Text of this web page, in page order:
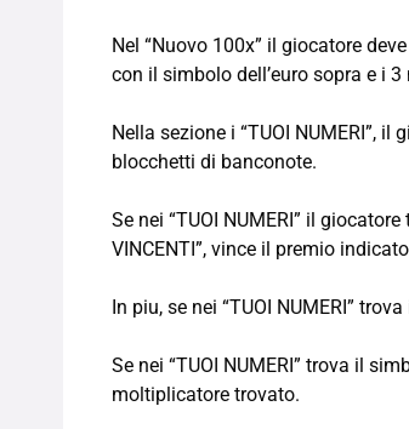
Nel “Nuovo 100x” il giocatore
con il simbolo dell’euro sopra e i
Nella sezione i “TUOI NUMERI”,
blocchetti di banconote.
Se nei “TUOI NUMERI” il
VINCENTI”, vince il premio
In piu, se nei “TUOI NUMERI”
Se nei “TUOI NUMERI” trova il
moltiplicatore trovato.